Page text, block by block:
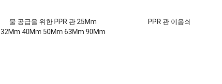
물 공급을 위한 PPR 관 25Mm
32Mm 40Mm 50Mm 63Mm 90Mm
PPR 관 이음쇠